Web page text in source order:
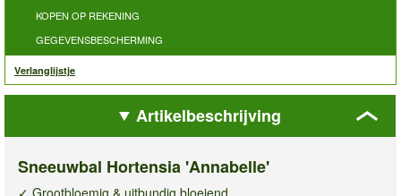
KOPEN OP REKENING
GEGEVENSBESCHERMING
Verlanglijstje
Artikelbeschrijving
Sneeuwbal Hortensia 'Annabelle'
✓ Grootbloemig & uitbundig bloeiend